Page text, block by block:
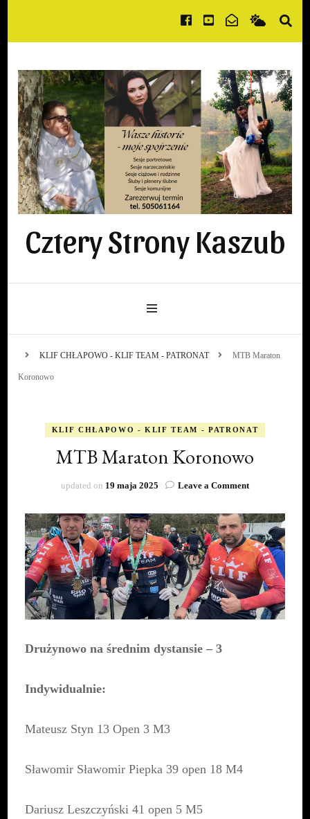
Cztery Strony Kaszub
KLIF CHŁAPOWO - KLIF TEAM - PATRONAT MTB Maraton
Koronowo
KLIF CHŁAPOWO - KLIF TEAM - PATRONAT
MTB Maraton Koronowo
updated on 19 maja 2025 Leave a Commenton
Maraton
Koronowo
Drużynowo na średnim dystansie – 3
Indywidualnie:
Mateusz Styn 13 Open 3 M3
Sławomir Sławomir Piepka 39 open 18 M4
Dariusz Leszczyński 41 open 5 M5